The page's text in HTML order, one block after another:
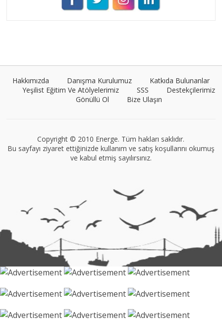
Tüm yazıları görüntüle
Naz Kural
Tüm yazıları görüntüle
Hakkımızda Danışma Kurulumuz
Katkıda Bulunanlar
Yeşilist Eğitim Ve Atölyelerimiz
SSS
Destekçilerimiz
Gönüllü Ol
Bize Ulaşın
Copyright © 2010 Energe. Tüm hakları saklıdır.
Bu sayfayı ziyaret ettiğinizde kullanım ve satış koşullarını okumuş
ve kabul etmiş sayılırsınız.